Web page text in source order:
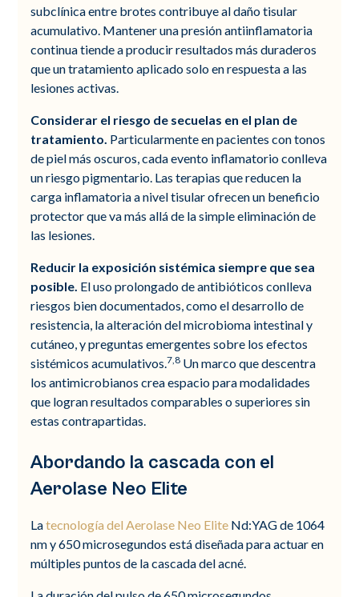
subclínica entre brotes contribuye al daño tisular
acumulativo. Mantener una presión antiinflamatoria
continua tiende a producir resultados más duraderos
que un tratamiento aplicado solo en respuesta a las
lesiones activas.
Considerar el riesgo de secuelas en el plan de
tratamiento. Particularmente en pacientes con tonos
de piel más oscuros, cada evento inflamatorio conlleva
un riesgo pigmentario. Las terapias que reducen la
carga inflamatoria a nivel tisular ofrecen un beneficio
protector que va más allá de la simple eliminación de
las lesiones.
Reducir la exposición sistémica siempre que sea
posible. El uso prolongado de antibióticos conlleva
riesgos bien documentados, como el desarrollo de
resistencia, la alteración del microbioma intestinal y
cutáneo, y preguntas emergentes sobre los efectos
sistémicos acumulativos.7,8 Un marco que descentra
los antimicrobianos crea espacio para modalidades
que logran resultados comparables o superiores sin
estas contrapartidas.
Abordando la cascada con el
Aerolase Neo Elite
Latecnología del Aerolase Neo Elite Nd:YAG de 1064
nm y 650 microsegundos está diseñada para actuar en
múltiples puntos de la cascada del acné.